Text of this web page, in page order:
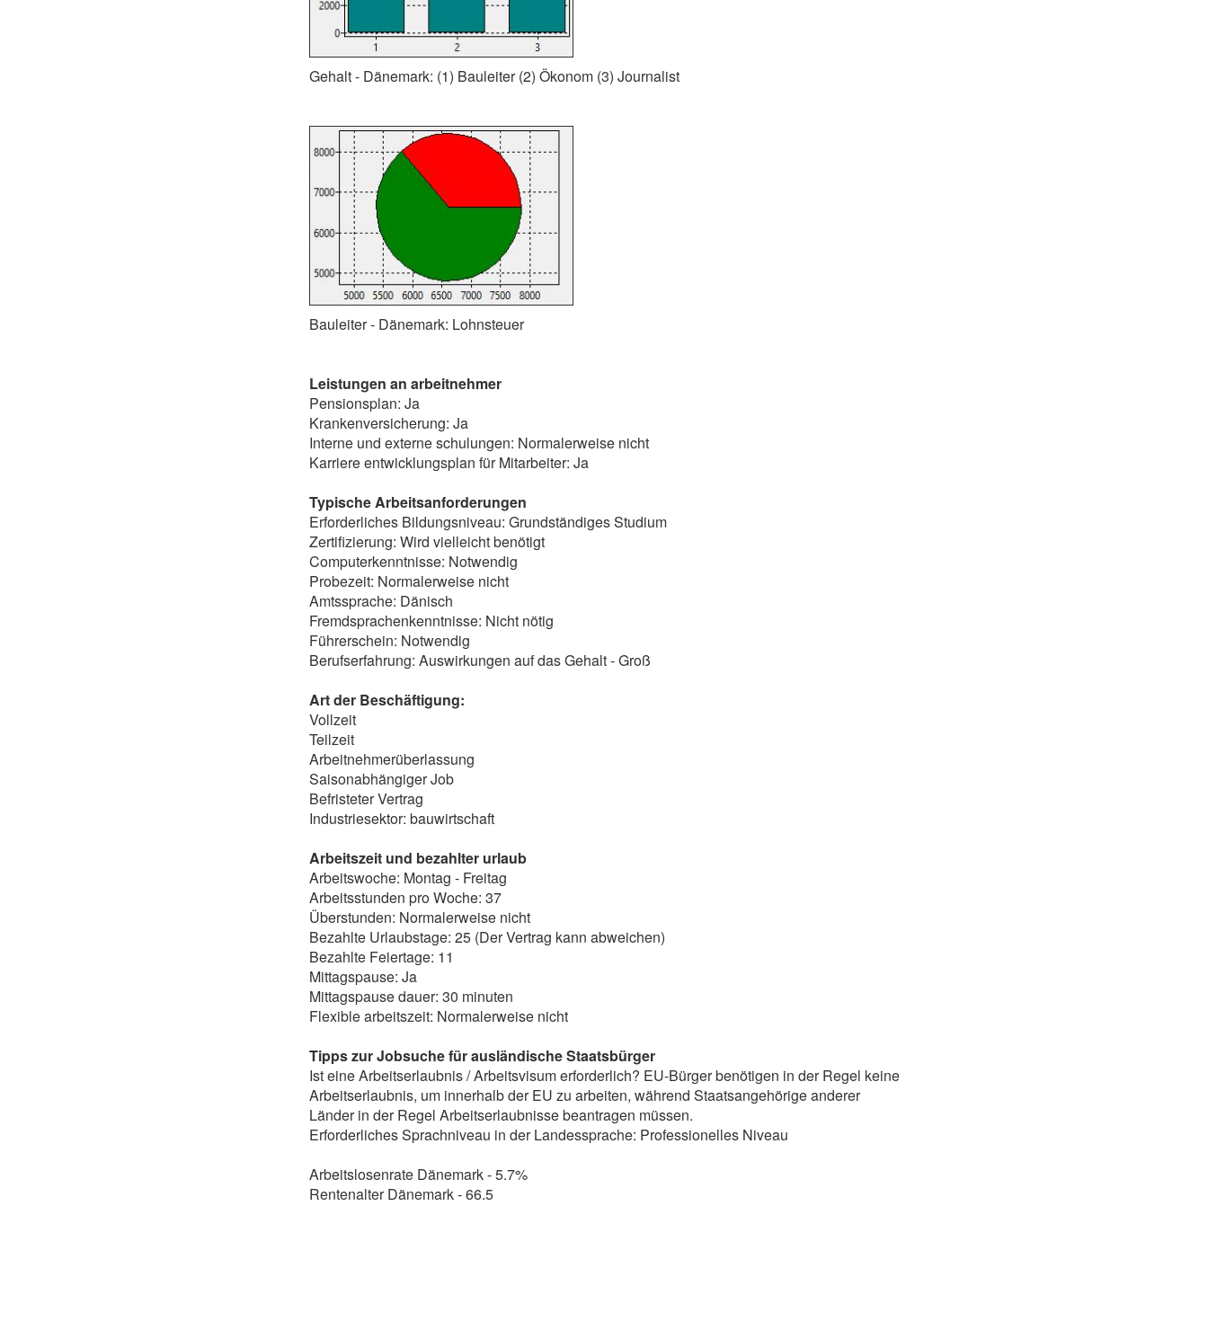
Gehalt - Dänemark: (1) Bauleiter (2) Ökonom (3) Journalist
Bauleiter - Dänemark: Lohnsteuer
Leistungen an arbeitnehmer
Pensionsplan: Ja
Krankenversicherung: Ja
Interne und externe schulungen: Normalerweise nicht
Karriere entwicklungsplan für Mitarbeiter: Ja
Typische Arbeitsanforderungen
Erforderliches Bildungsniveau: Grundständiges Studium
Zertifizierung: Wird vielleicht benötigt
Computerkenntnisse: Notwendig
Probezeit: Normalerweise nicht
Amtssprache: Dänisch
Fremdsprachenkenntnisse: Nicht nötig
Führerschein: Notwendig
Berufserfahrung: Auswirkungen auf das Gehalt - Groß
Art der Beschäftigung:
Vollzeit
Teilzeit
Arbeitnehmerüberlassung
Saisonabhängiger Job
Befristeter Vertrag
Industriesektor: bauwirtschaft
Arbeitszeit und bezahlter urlaub
Arbeitswoche: Montag - Freitag
Arbeitsstunden pro Woche: 37
Überstunden: Normalerweise nicht
Bezahlte Urlaubstage: 25 (Der Vertrag kann abweichen)
Bezahlte Feiertage: 11
Mittagspause: Ja
Mittagspause dauer: 30 minuten
Flexible arbeitszeit: Normalerweise nicht
Tipps zur Jobsuche für ausländische Staatsbürger
Ist eine Arbeitserlaubnis / Arbeitsvisum erforderlich? EU-Bürger benötigen in der Regel keine
Arbeitserlaubnis, um innerhalb der EU zu arbeiten, während Staatsangehörige anderer
Länder in der Regel Arbeitserlaubnisse beantragen müssen.
Erforderliches Sprachniveau in der Landessprache: Professionelles Niveau
Arbeitslosenrate Dänemark - 5.7%
Rentenalter Dänemark - 66.5